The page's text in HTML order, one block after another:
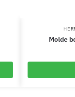
Molde